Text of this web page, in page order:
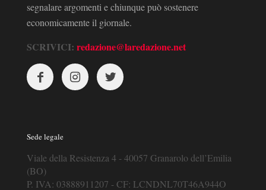
segnalare argomenti e chiunque può sostenere
economicamente il giornale.
SCRIVICI: redazione@laredazione.net
Sede legale
Viale della Resistenza 4 - 40057 Granarolo dell’Emilia
(BO)
P. IVA: 03888911207 - CF: LCNDNL70T46A944O